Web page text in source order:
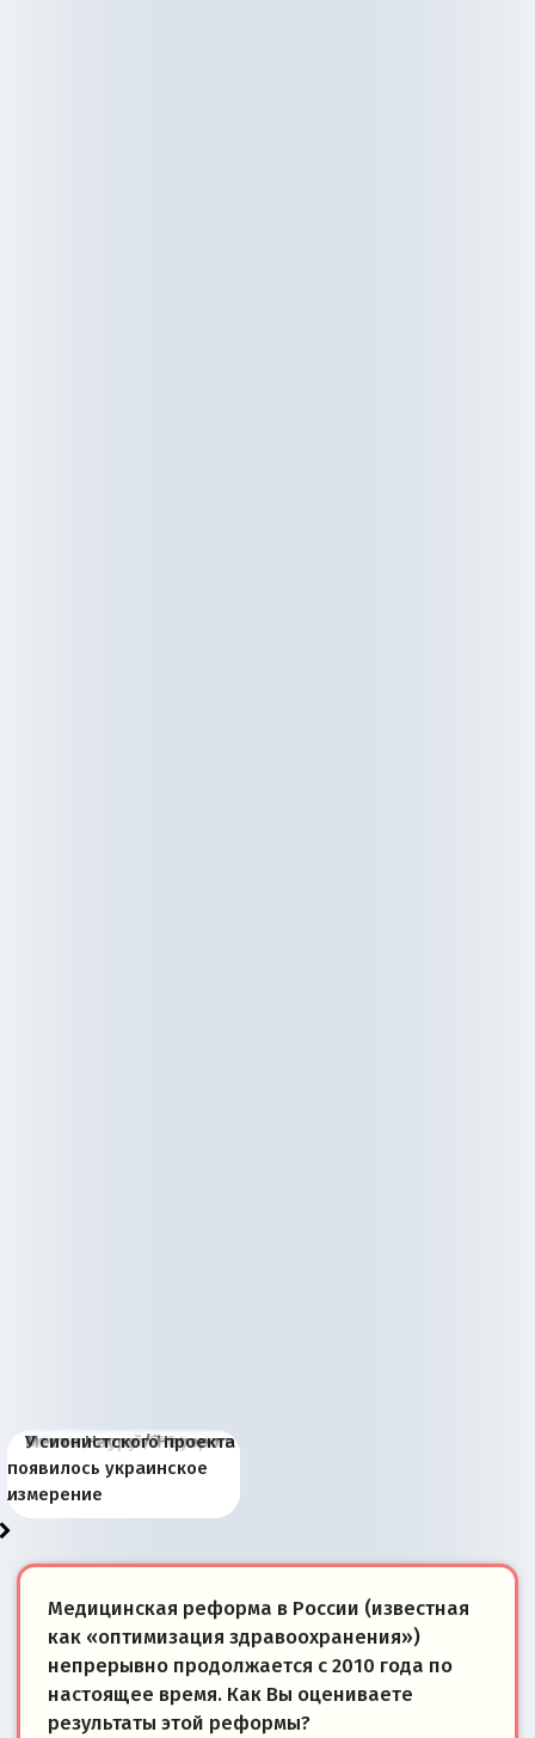
Киевская марионетка
Запада рассказала о
«переобувании» хозяев
В России назрели
перемены: 15 шагов к
суверенной экономике
Миграционный пожар
Европы
Россия начинает
сбрасывать балласт
Анкориджа
Россия зимой 1904
года: первые уступки во
внутренней политике
Русская нация вчера и
сегодня
Почему правый крах в
Варшаве не поможет её
отношениям с Россией?
Место Науру / Науэро в
современной истории
Южной Осетии
У сионистского проекта
появилось украинское
измерение
Медицинская реформа в России (известная
как «оптимизация здравоохранения»)
непрерывно продолжается с 2010 года по
настоящее время. Как Вы оцениваете
результаты этой реформы?